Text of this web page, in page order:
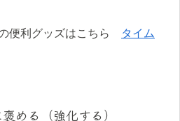
便利グッズはこちら
タイム
める（強化する）